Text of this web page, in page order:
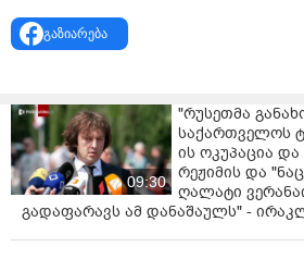
გაზიარება
09:30
"რუსეთმა
საქართველოს
ის ოკუპაცია და
რეჟიმის და
ღალატი
გადაფარავს ამ დანაშაულს" -